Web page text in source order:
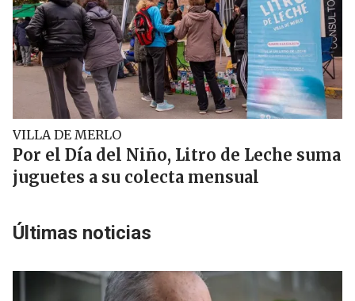
VILLA DE MERLO
Por el Día del Niño, Litro de Leche suma
juguetes a su colecta mensual
Últimas noticias